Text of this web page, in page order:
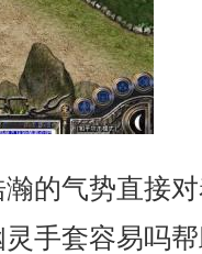
的气势直接
手套容易吗